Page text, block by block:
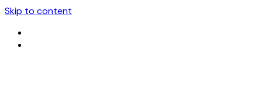
Skip to content